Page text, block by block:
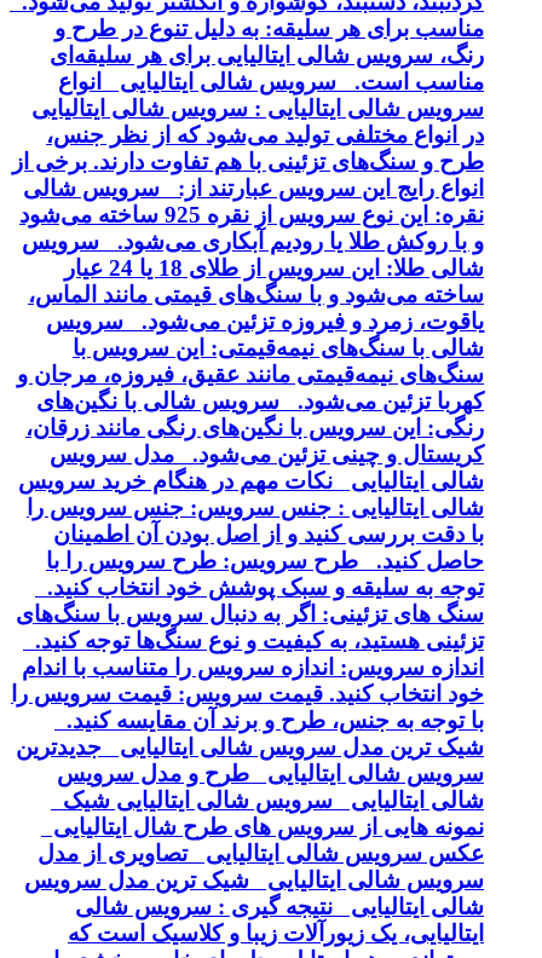
مناسب برای هر سلیقه: به دلیل تنوع در طرح و
رنگ، سرویس شالی ایتالیایی برای هر سلیقه‌ای
مناسب است. سرویس شالی ایتالیایی انواع
سرویس شالی ایتالیایی : سرویس شالی ایتالیایی
در انواع مختلفی تولید می‌شود که از نظر جنس،
طرح و سنگ‌های تزئینی با هم تفاوت دارند. برخی از
انواع رایج این سرویس عبارتند از: سرویس شالی
نقره: این نوع سرویس از نقره 925 ساخته می‌شود
و با روکش طلا یا رودیم آبکاری می‌شود. سرویس
شالی طلا: این سرویس از طلای 18 یا 24 عیار
ساخته می‌شود و با سنگ‌های قیمتی مانند الماس،
یاقوت، زمرد و فیروزه تزئین می‌شود. سرویس
شالی با سنگ‌های نیمه‌قیمتی: این سرویس با
سنگ‌های نیمه‌قیمتی مانند عقیق، فیروزه، مرجان و
کهربا تزئین می‌شود. سرویس شالی با نگین‌های
رنگی: این سرویس با نگین‌های رنگی مانند زرقان،
کریستال و چینی تزئین می‌شود. مدل سرویس
شالی ایتالیایی نکات مهم در هنگام خرید سرویس
شالی ایتالیایی : جنس سرویس: جنس سرویس را
با دقت بررسی کنید و از اصل بودن آن اطمینان
حاصل کنید. طرح سرویس: طرح سرویس را با
توجه به سلیقه و سبک پوشش خود انتخاب کنید.
سنگ های تزئینی: اگر به دنبال سرویس با سنگ‌های
تزئینی هستید، به کیفیت و نوع سنگ‌ها توجه کنید.
اندازه سرویس: اندازه سرویس را متناسب با اندام
خود انتخاب کنید. قیمت سرویس: قیمت سرویس را
با توجه به جنس، طرح و برند آن مقایسه کنید.
شیک ترین مدل سرویس شالی ایتالیایی جدیدترین
سرویس شالی ایتالیایی طرح و مدل سرویس
شالی ایتالیایی سرویس شالی ایتالیایی شیک
نمونه هایی از سرویس های طرح شال ایتالیایی
عکس سرویس شالی ایتالیایی تصاویری از مدل
سرویس شالی ایتالیایی شیک ترین مدل سرویس
شالی ایتالیایی نتیجه گیری : سرویس شالی
ایتالیایی، یک زیورآلات زیبا و کلاسیک است که